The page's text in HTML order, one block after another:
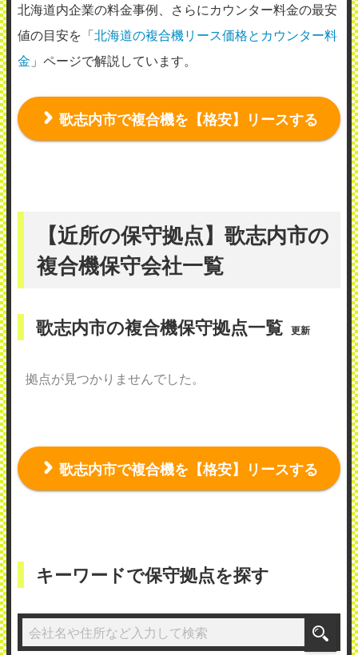
北海道内企業の料金事例、さらにカウンター料金の最安
値の目安を「北海道の複合機リース価格とカウンター料
金 」ページで解説しています。
歌志内市で複合機を【格安】リースする
【近所の保守拠点】歌志内市の
複合機保守会社一覧
歌志内市の複合機保守拠点一覧 更新
拠点が見つかりませんでした。
歌志内市で複合機を【格安】リースする
キーワードで保守拠点を探す